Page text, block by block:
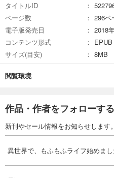
タイトルID
ページ数
296ペ
電子版発売日
2018
コンテンツ形式
EPUB
サイズ(目安)
8MB
閲覧環境
作品・作者をフォローする
新刊やセール情報をお知らせします。
異世界で、もふもふライフ始めまし